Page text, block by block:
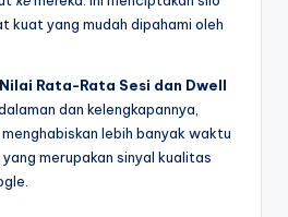
kuat yang mudah dipahami oleh
Rata-Rata Sesi dan Dwell
dan kelengkapannya,
lebih banyak waktu
merupakan sinyal kualitas